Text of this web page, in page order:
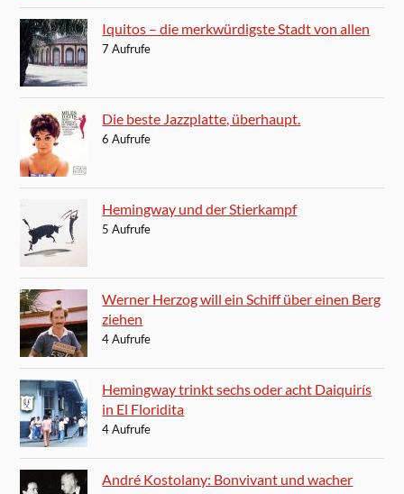
Iquitos – die merkwürdigste Stadt von allen
7 Aufrufe
Die beste Jazzplatte, überhaupt.
6 Aufrufe
Hemingway und der Stierkampf
5 Aufrufe
Werner Herzog will ein Schiff über einen Berg
ziehen
4 Aufrufe
Hemingway trinkt sechs oder acht Daiquirís
in El Floridita
4 Aufrufe
André Kostolany: Bonvivant und wacher